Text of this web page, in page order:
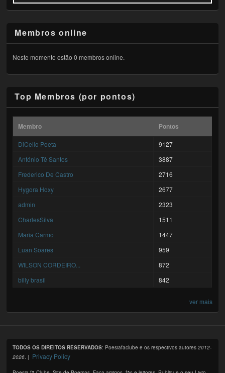
Membros online
Neste momento estão 0 membros online.
Top Membros (por pontos)
Membro Pontos
DiCello Poeta
9127
António Tê Santos
3887
Frederico De Castro
2716
Hygora Hoxy
2677
admin
2323
CharlesSilva
1511
Maria Carmo
1447
Luan Soares
959
WILSON CORDEIRO...
872
billy brasil
842
ver mais
TODOS OS DIREITOS RESERVADOS: Poesiafaclube e os respectivos autores2012-
2026 . | Privacy Policy